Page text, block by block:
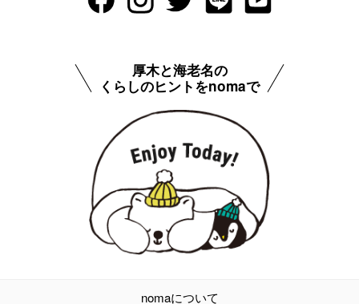
厚木と海老名の
くらしのヒントをnomaで
nomaについて